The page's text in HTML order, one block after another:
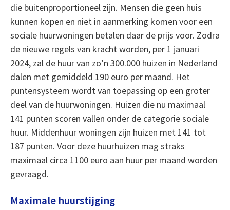
die buitenproportioneel zijn. Mensen die geen huis
kunnen kopen en niet in aanmerking komen voor een
sociale huurwoningen betalen daar de prijs voor. Zodra
de nieuwe regels van kracht worden, per 1 januari
2024, zal de huur van zo’n 300.000 huizen in Nederland
dalen met gemiddeld 190 euro per maand. Het
puntensysteem wordt van toepassing op een groter
deel van de huurwoningen. Huizen die nu maximaal
141 punten scoren vallen onder de categorie sociale
huur. Middenhuur woningen zijn huizen met 141 tot
187 punten. Voor deze huurhuizen mag straks
maximaal circa 1100 euro aan huur per maand worden
gevraagd.
Maximale huurstijging